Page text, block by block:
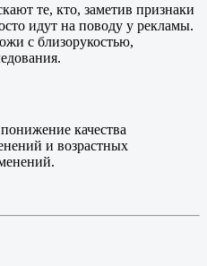
те, кто, заметив признаки
идут на поводу у рекламы.
с близорукостью,
качества
и возрастных